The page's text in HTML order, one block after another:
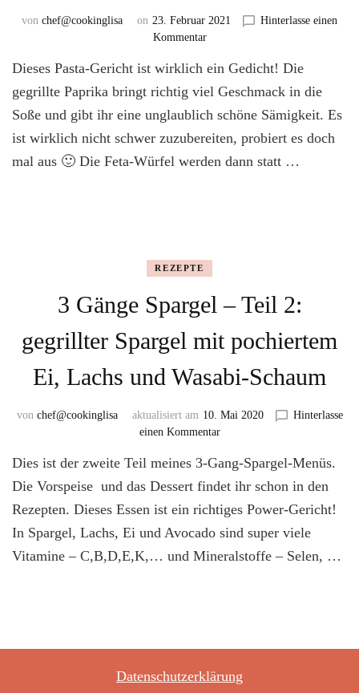
von chef@cookinglisa on 23. Februar 2021
Hinterlasse einen
Kommentarzu
Paprika-
Pasta
Avocado-
Feta
Dieses Pasta-Gericht ist wirklich ein Gedicht! Die
gegrillte Paprika bringt richtig viel Geschmack in die
Soße und gibt ihr eine unglaublich schöne Sämigkeit. Es
ist wirklich nicht schwer zuzubereiten, probiert es doch
mal aus 🙂 Die Feta-Würfel werden dann statt …
REZEPTE
3 Gänge Spargel – Teil 2:
gegrillter Spargel mit pochiertem
Ei, Lachs und Wasabi-Schaum
von chef@cookinglisa aktualisiert am 10. Mai 2020
Hinterlasse
einen Kommentarzu
Gänge
Spargel
Teil
2:
gegrillter
und
Schaum
Dies ist der zweite Teil meines 3-Gang-Spargel-Menüs.
Die Vorspeise und das Dessert findet ihr schon in den
Rezepten. Dieses Essen ist ein richtiges Power-Gericht!
In Spargel, Lachs, Ei und Avocado sind super viele
Vitamine – C,B,D,E,K,… und Mineralstoffe – Selen, …
Datenschutzerklärung